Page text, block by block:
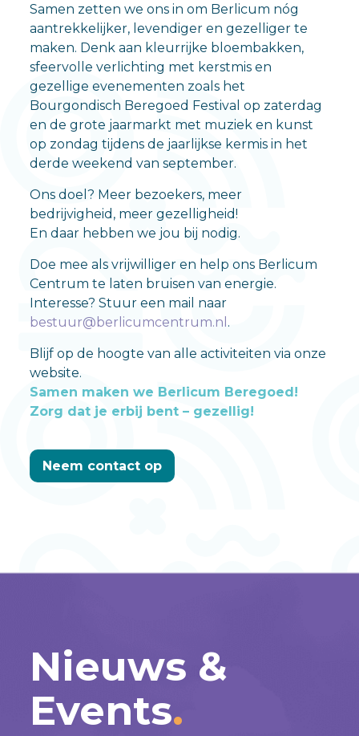
Samen zetten we ons in om Berlicum nóg
aantrekkelijker, levendiger en gezelliger te
maken. Denk aan kleurrijke bloembakken,
sfeervolle verlichting met kerstmis en
gezellige evenementen zoals het
Bourgondisch Beregoed Festival op zaterdag
en de grote jaarmarkt met muziek en kunst
op zondag tijdens de jaarlijkse kermis in het
derde weekend van september.
Ons doel? Meer bezoekers, meer
bedrijvigheid, meer gezelligheid!
En daar hebben we jou bij nodig.
Doe mee als vrijwilliger en help ons Berlicum
Centrum te laten bruisen van energie.
Interesse? Stuur een mail naar
bestuur@berlicumcentrum.nl .
Blijf op de hoogte van alle activiteiten via onze
website.
Samen maken we Berlicum Beregoed!
Zorg dat je erbij bent – gezellig!
Neem contact op
Nieuws &
Events